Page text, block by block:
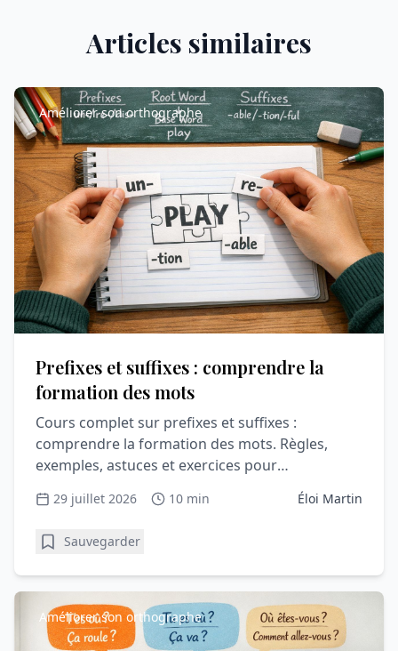
Articles similaires
Améliorer son orthographe
Prefixes et suffixes : comprendre la
formation des mots
Cours complet sur prefixes et suffixes :
comprendre la formation des mots. Règles,
exemples, astuces et exercices pour
29 juillet 2026 10 min Éloi Martin
Sauvegarder
Améliorer son orthographe